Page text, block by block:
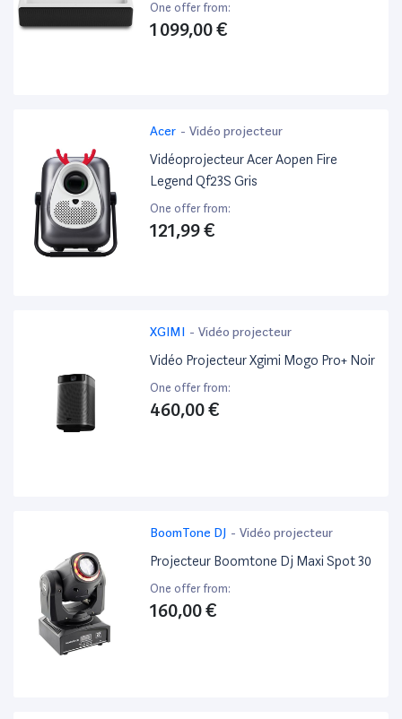
One offer from:
1 099,00 €
Acer - Vidéo projecteur
Vidéoprojecteur Acer Aopen Fire
Legend Qf23S Gris
One offer from:
121,99 €
XGIMI - Vidéo projecteur
Vidéo Projecteur Xgimi Mogo Pro+ Noir
One offer from:
460,00 €
BoomTone DJ - Vidéo projecteur
Projecteur Boomtone Dj Maxi Spot 30
One offer from:
160,00 €